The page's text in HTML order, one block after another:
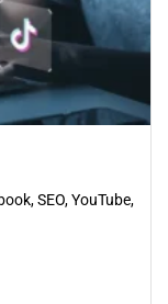
SEO, YouTube,